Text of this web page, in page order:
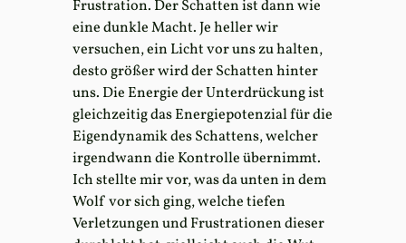
Frustration. Der Schatten ist dann wie
eine dunkle Macht. Je heller wir
versuchen, ein Licht vor uns zu halten,
desto größer wird der Schatten hinter
uns. Die Energie der Unterdrückung ist
gleichzeitig das Energiepotenzial für die
Eigendynamik des Schattens, welcher
irgendwann die Kontrolle übernimmt.
Ich stellte mir vor, was da unten in dem
Wolf vor sich ging, welche tiefen
Verletzungen und Frustrationen dieser